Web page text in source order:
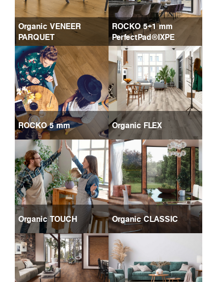
Organic VENEER
PARQUET
ROCKO 5+1 mm
PerfectPad®IXPE
ROCKO 5 mm Organic FLEX
Organic TOUCH Organic CLASSIC